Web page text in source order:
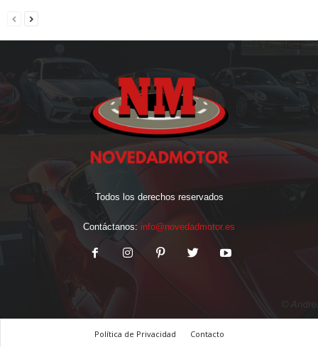
Todos los derechos reservados
Contáctanos: info@novedadmotor.es
Política de Privacidad Contacto